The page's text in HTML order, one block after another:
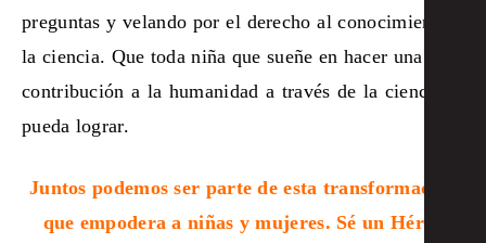
preguntas y velando por el derecho al conocimiento y
la ciencia. Que toda niña que sueñe en hacer una gran
contribución a la humanidad a través de la ciencia la
pueda lograr.
Juntos podemos ser parte de esta transformación
que empodera a niñas y mujeres. Sé un Héroe